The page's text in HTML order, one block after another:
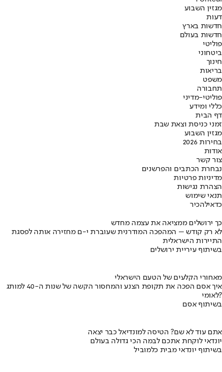
מגזין השבוע
דעות
חדשות בארץ
חדשות בעולם
פוליטי
ביטחוני
חינוך
בריאות
משפט
תחבורה
פוליטי-מדיני
כללי ומידע
דף הבית
זמני כניסת וצאת שבת
מגזין השבוע
בחירות 2026
אודות
צור קשר
נבחרת הכתבים והפרשנים
מדיניות פרטיות
הצהרת נגישות
תנאי שימוש
כדאילהכיר
כך ירושלים ממציאה את עצמה מחדש
לא רק קודש – המהפכה המודרנית שעוברת י-ם מחזירה אותה לפסגת
התיירות הישראלית
בשיתוף עיריית ירושלים
מאחורי הקלעים של הטעם הישראלי
איך אסם הפכה את תקופת הצנע והמחסור הקשה של שנות ה-40 למותג
לאומי?
בשיתוף אסם
אתם עוד לא שם? הטיסה למונדיאל כבר יצאה
יונדאי לוקחת אתכם לבמה הכי גדולה בעולם
בשיתוף יונדאי מבית כלמוביל